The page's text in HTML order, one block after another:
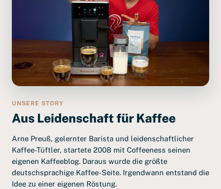
UNSERE STORY
Aus Leidenschaft für Kaffee
Arne Preuß, gelernter Barista und leidenschaftlicher
Kaffee-Tüftler, startete 2008 mit Coffeeness seinen
eigenen Kaffeeblog. Daraus wurde die größte
deutschsprachige Kaffee-Seite. Irgendwann entstand die
Idee zu einer eigenen Röstung.